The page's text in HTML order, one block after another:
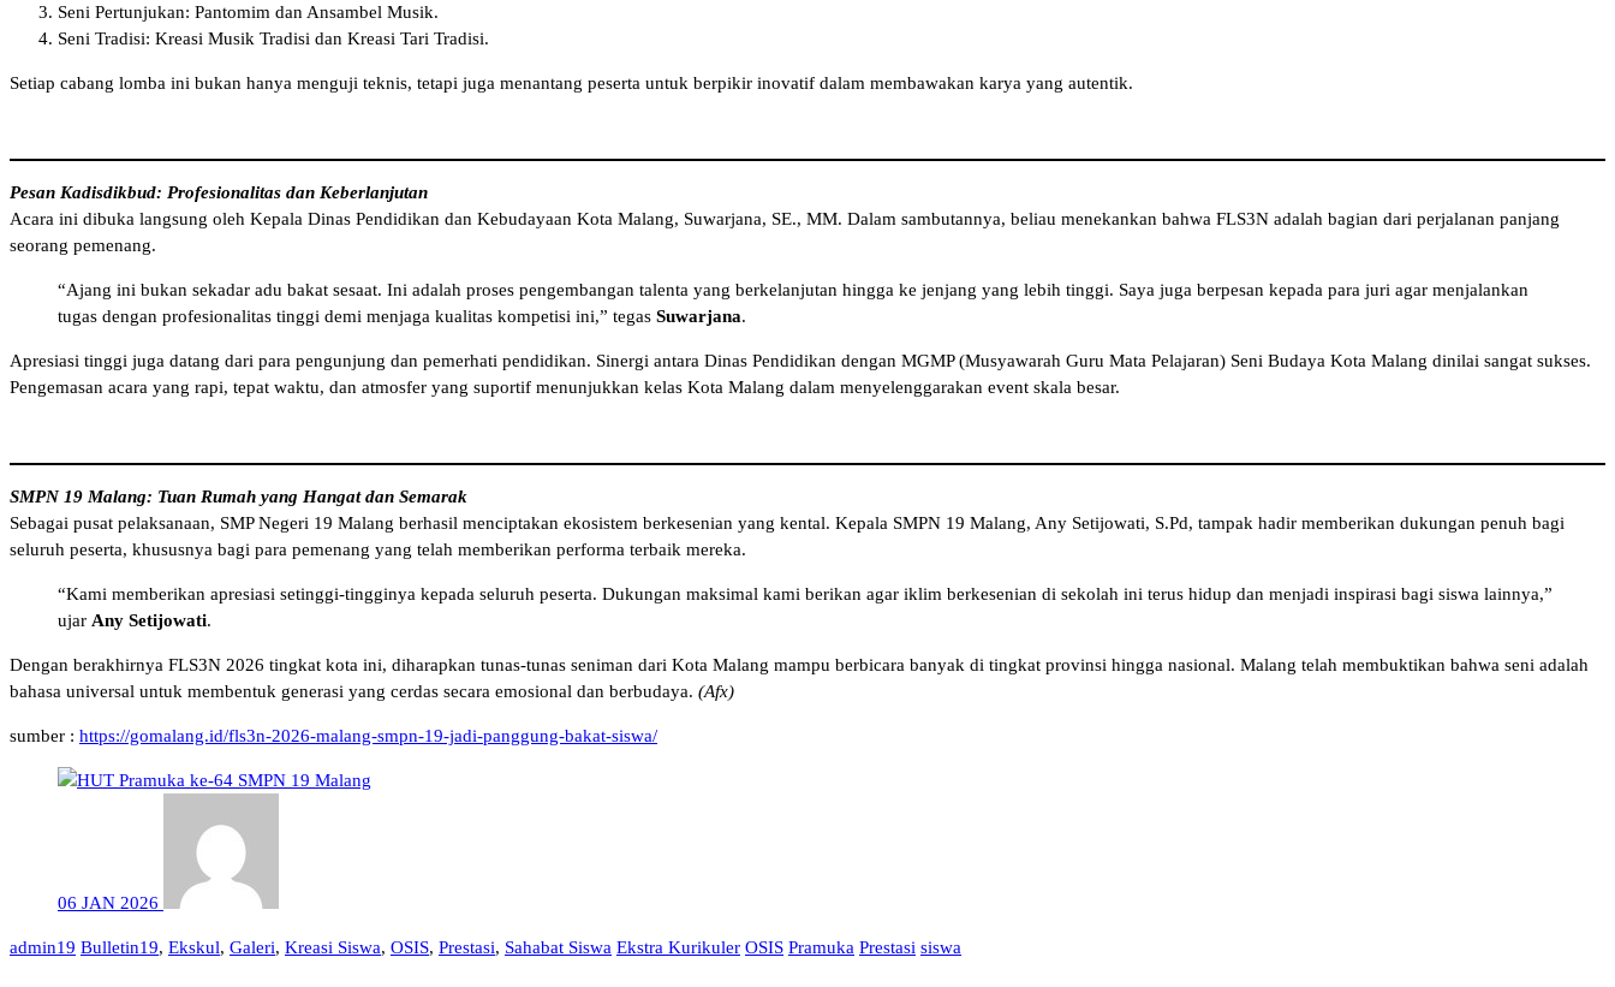
Seni Pertunjukan: Pantomim dan Ansambel Musik.
Seni Tradisi: Kreasi Musik Tradisi dan Kreasi Tari Tradisi.
Setiap cabang lomba ini bukan hanya menguji teknis, tetapi juga menantang peserta untuk berpikir inovatif dalam membawakan karya yang autentik.
Pesan Kadisdikbud: Profesionalitas dan Keberlanjutan
Acara ini dibuka langsung oleh Kepala Dinas Pendidikan dan Kebudayaan Kota Malang, Suwarjana, SE., MM. Dalam sambutannya, beliau menekankan bahwa FLS3N adalah bagian dari perjalanan panjang
seorang pemenang.
“Ajang ini bukan sekadar adu bakat sesaat. Ini adalah proses pengembangan talenta yang berkelanjutan hingga ke jenjang yang lebih tinggi. Saya juga berpesan kepada para juri agar menjalankan
tugas dengan profesionalitas tinggi demi menjaga kualitas kompetisi ini,” tegas Suwarjana.
Apresiasi tinggi juga datang dari para pengunjung dan pemerhati pendidikan. Sinergi antara Dinas Pendidikan dengan MGMP (Musyawarah Guru Mata Pelajaran) Seni Budaya Kota Malang dinilai sangat sukses.
Pengemasan acara yang rapi, tepat waktu, dan atmosfer yang suportif menunjukkan kelas Kota Malang dalam menyelenggarakan event skala besar.
SMPN 19 Malang: Tuan Rumah yang Hangat dan Semarak
Sebagai pusat pelaksanaan, SMP Negeri 19 Malang berhasil menciptakan ekosistem berkesenian yang kental. Kepala SMPN 19 Malang, Any Setijowati, S.Pd, tampak hadir memberikan dukungan penuh bagi
seluruh peserta, khususnya bagi para pemenang yang telah memberikan performa terbaik mereka.
“Kami memberikan apresiasi setinggi-tingginya kepada seluruh peserta. Dukungan maksimal kami berikan agar iklim berkesenian di sekolah ini terus hidup dan menjadi inspirasi bagi siswa lainnya,”
ujar Any Setijowati.
Dengan berakhirnya FLS3N 2026 tingkat kota ini, diharapkan tunas-tunas seniman dari Kota Malang mampu berbicara banyak di tingkat provinsi hingga nasional. Malang telah membuktikan bahwa seni adalah
bahasa universal untuk membentuk generasi yang cerdas secara emosional dan berbudaya. (Afx)
sumber : https://gomalang.id/fls3n-2026-malang-smpn-19-jadi-panggung-bakat-siswa/
06 JAN 2026
admin19 Bulletin19, Ekskul, Galeri, Kreasi Siswa, OSIS, Prestasi, Sahabat Siswa Ekstra Kurikuler OSIS Pramuka Prestasi siswa